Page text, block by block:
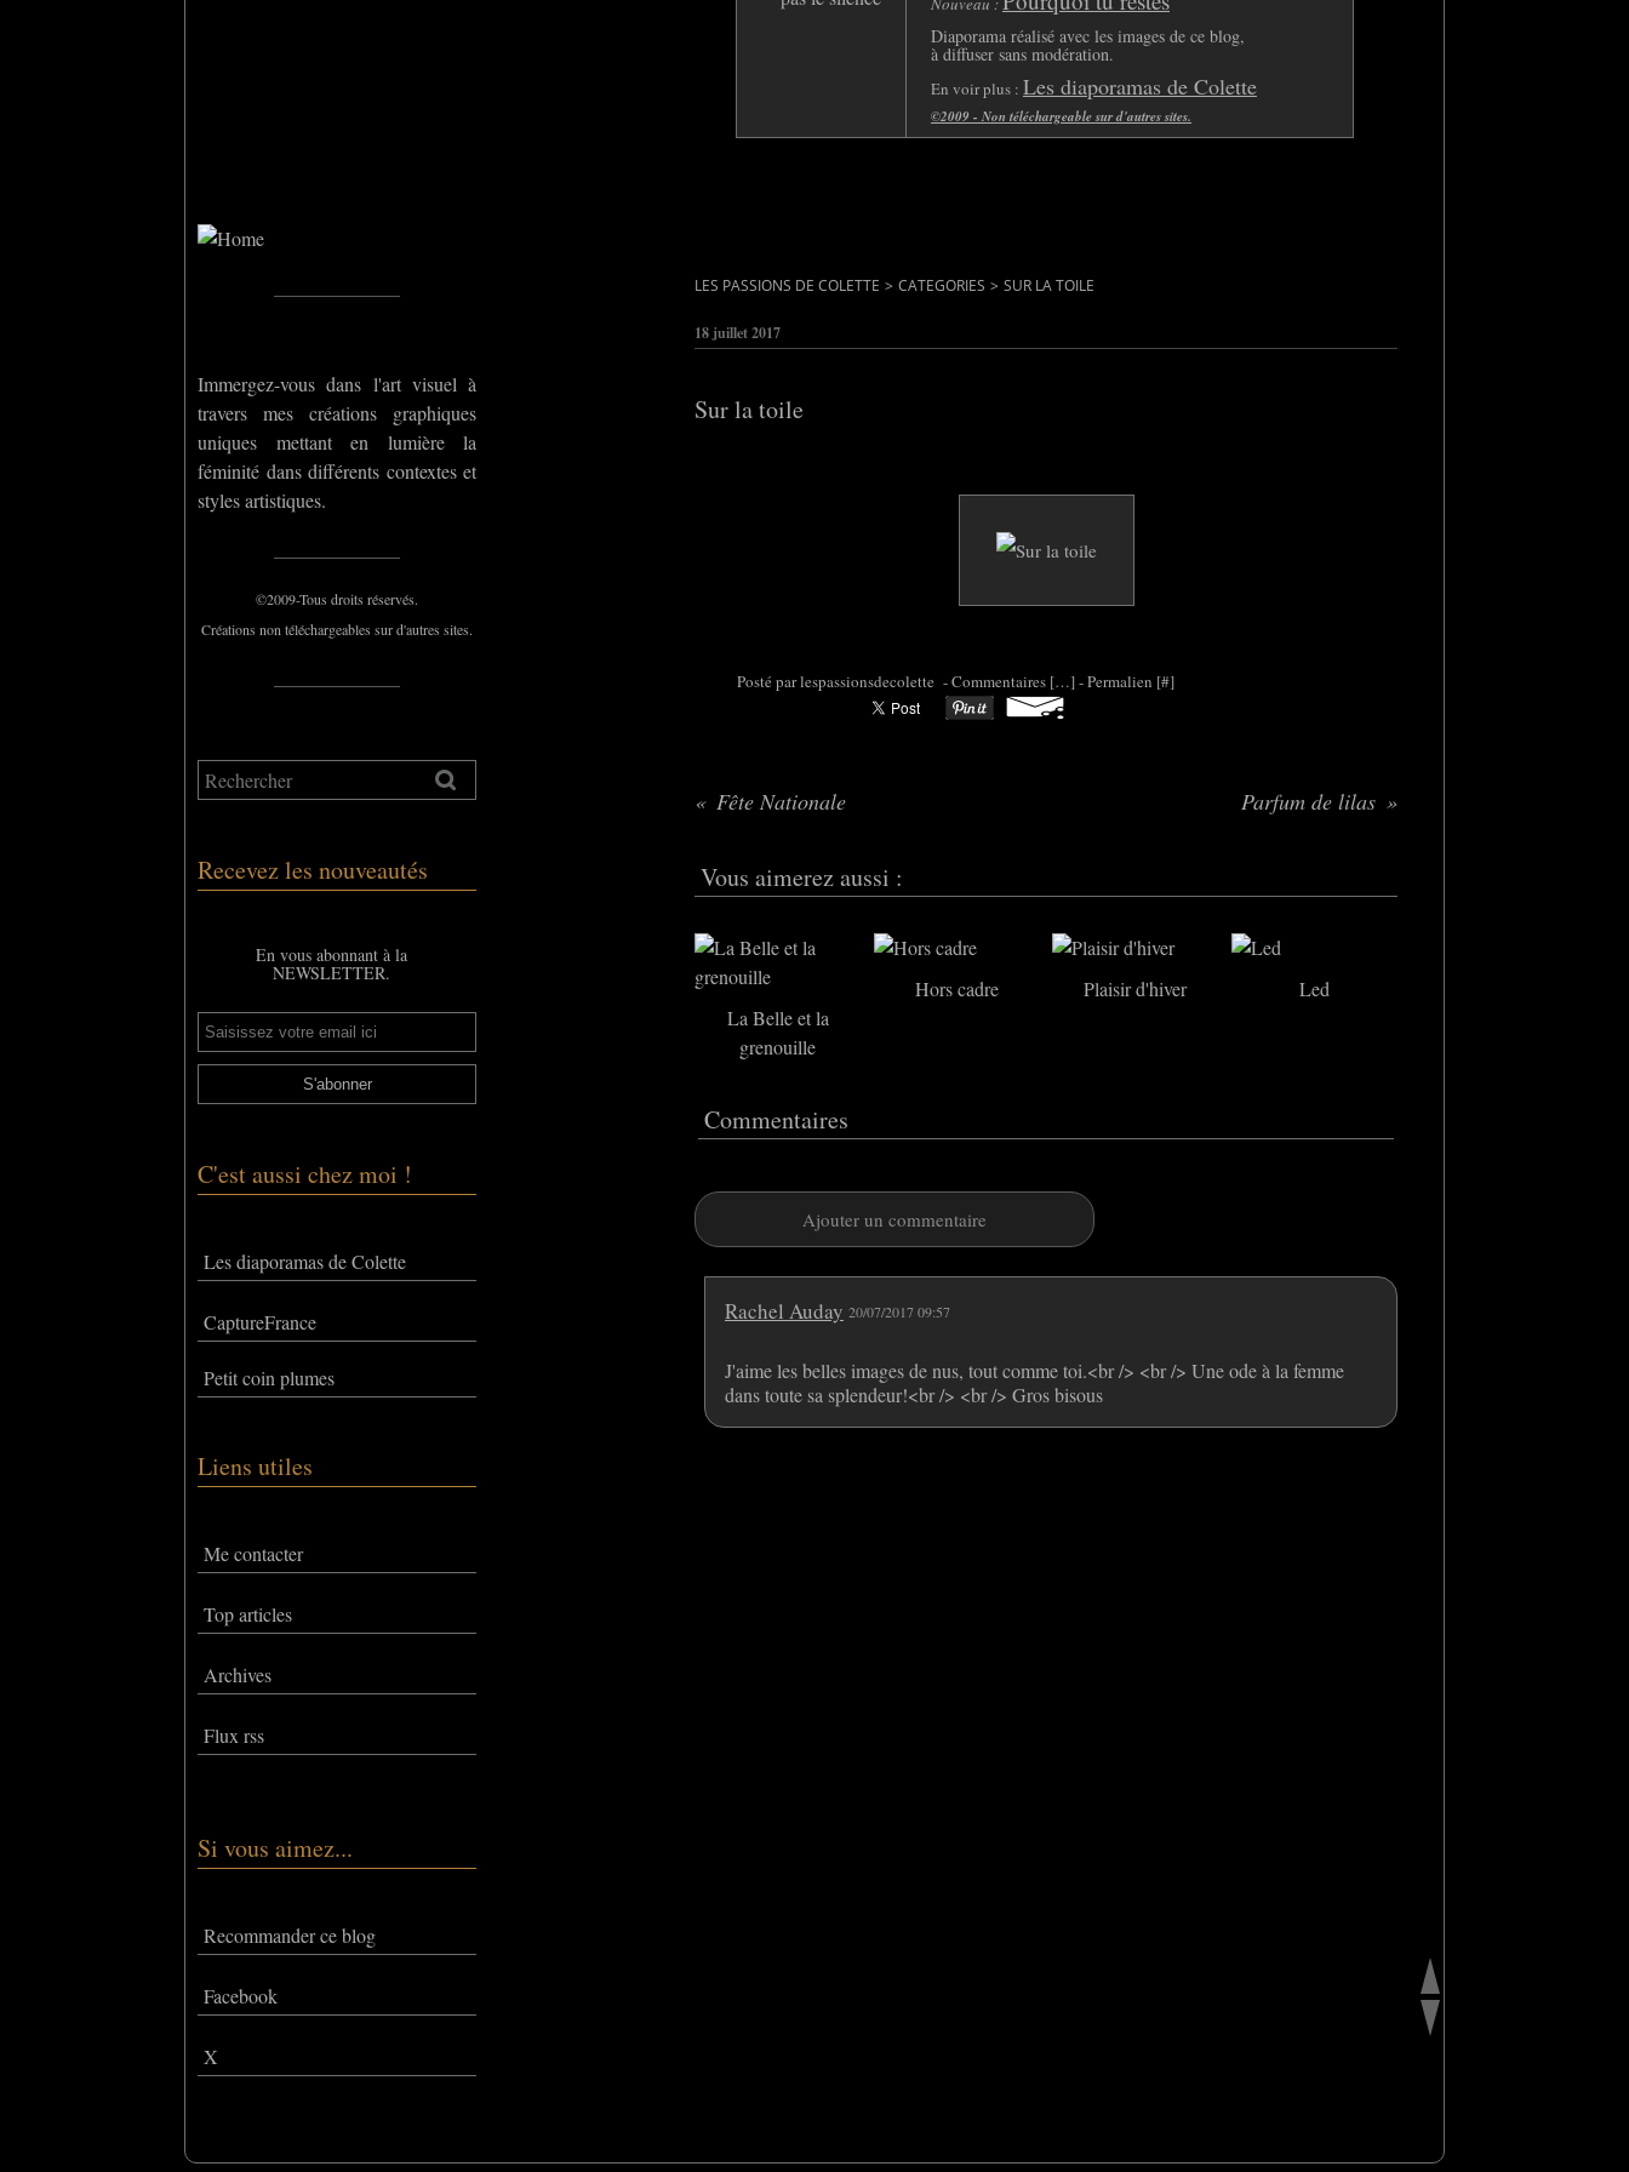
Immergez-vous dans l'art visuel à
travers mes créations graphiques
uniques mettant en lumière la
féminité dans différents contextes et
styles artistiques.
©2009-Tous droits réservés.
Créations non téléchargeables sur d'autres sites.
Diaporama réalisé avec les images de ce blog,
à diffuser sans modération.
En voir plus : Les diaporamas de Colette
©2009 - Non téléchargeable sur d'autres sites.
Recevez les nouveautés
C'est aussi chez moi !
Les diaporamas de Colette
CaptureFrance
Petit coin plumes
Liens utiles
Me contacter
Top articles
Archives
Flux rss
Si vous aimez...
Recommander ce blog
Facebook
X
LES PASSIONS DE COLETTE > CATEGORIES > SUR LA TOILE
18 juillet 2017
Sur la toile
Posté par colette95 à 06:00 -Commentaires […]- Permalien [#]
Fête Nationale Parfum de lilas
Vous aimerez aussi :
La Belle et la
grenouille
Hors cadre Plaisir d'hiver Led
Commentaires
Ajouter un commentaire
Rachel Auday 20/07/2017 09:57
J'aime les belles images de nus, tout comme toi.<br /> <br /> Une ode à la femme
dans toute sa splendeur!<br /> <br /> Gros bisous